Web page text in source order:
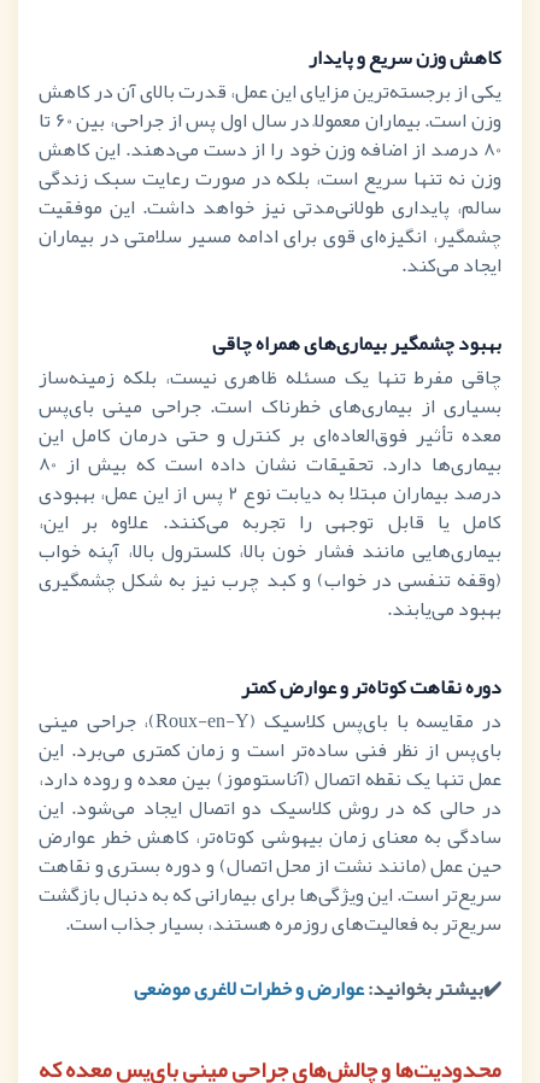
کاهش وزن سریع و پایدار
یکی از برجسته‌ترین مزایای این عمل، قدرت بالای آن در کاهش
وزن است. بیماران معمولاً در سال اول پس از جراحی، بین60تا
80درصد از اضافه وزن خود را از دست می‌دهند. این کاهش
وزن نه تنها سریع است، بلکه در صورت رعایت سبک زندگی
سالم، پایداری طولانی‌مدتی نیز خواهد داشت. این موفقیت
چشمگیر، انگیزه‌ای قوی برای ادامه مسیر سلامتی در بیماران
ایجاد می‌کند.
بهبود چشمگیر بیماری‌های همراه چاقی
چاقی مفرط تنها یک مسئله ظاهری نیست، بلکه زمینه‌ساز
بسیاری از بیماری‌های خطرناک است. جراحی مینی بای‌پس
معده تأثیر فوق‌العاده‌ای بر کنترل و حتی درمان کامل این
بیماری‌ها دارد. تحقیقات نشان داده است که بیش از 80
درصد بیماران مبتلا به دیابت نوع2پس از این عمل، بهبودی
کامل یا قابل توجهی را تجربه می‌کنند. علاوه بر این،
بیماری‌هایی مانند فشار خون بالا، کلسترول بالا، آپنه خواب
(وقفه تنفسی در خواب) و کبد چرب نیز به شکل چشمگیری
بهبود می‌یابند.
دوره نقاهت کوتاه‌تر و عوارض کمتر
در مقایسه با بای‌پس کلاسیک (Roux-en-Y)، جراحی مینی
بای‌پس از نظر فنی ساده‌تر است و زمان کمتری می‌برد. این
عمل تنها یک نقطه اتصال (آناستوموز) بین معده و روده دارد،
در حالی که در روش کلاسیک دو اتصال ایجاد می‌شود. این
سادگی به معنای زمان بیهوشی کوتاه‌تر، کاهش خطر عوارض
حین عمل (مانند نشت از محل اتصال) و دوره بستری و نقاهت
سریع‌تر است. این ویژگی‌ها برای بیمارانی که به دنبال بازگشت
سریع‌تر به فعالیت‌های روزمره هستند، بسیار جذاب است.
✔️بیشتر بخوانید:عوارض و خطرات لاغری موضعی
محدودیت‌ها و چالش‌های جراحی مینی بای‌پس معده که